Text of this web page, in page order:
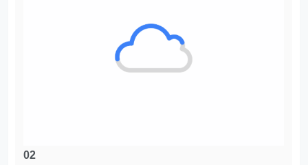
弹出的命令框中选择【序列】→来源中输入公式